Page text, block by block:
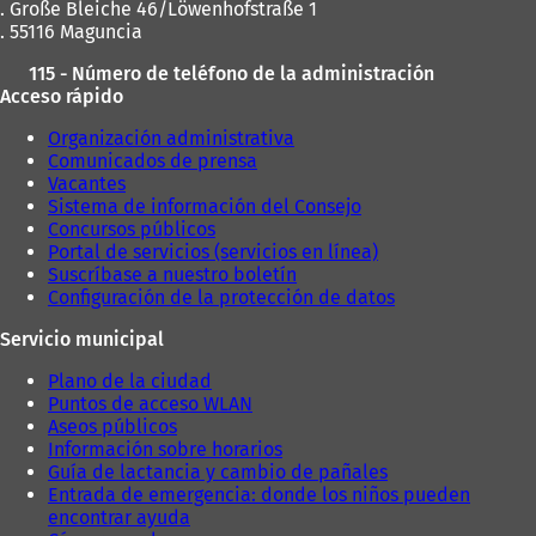
. Große Bleiche 46/Löwenhofstraße 1
. 55116 Maguncia
115 - Número de teléfono de la administración
Acceso rápido
Organización administrativa
Comunicados de prensa
Vacantes
Sistema de información del Consejo
Concursos públicos
Portal de servicios (servicios en línea)
Suscríbase a nuestro boletín
Configuración de la protección de datos
Servicio municipal
Plano de la ciudad
Puntos de acceso WLAN
Aseos públicos
Información sobre horarios
Guía de lactancia y cambio de pañales
Entrada de emergencia: donde los niños pueden
encontrar ayuda